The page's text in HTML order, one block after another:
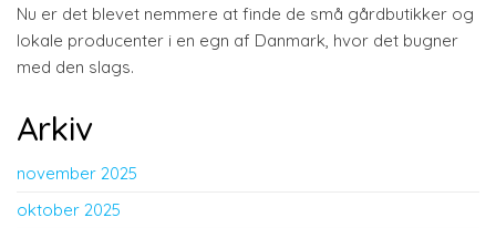
Nu er det blevet nemmere at finde de små gårdbutikker og
lokale producenter i en egn af Danmark, hvor det bugner
med den slags.
Arkiv
november 2025
oktober 2025